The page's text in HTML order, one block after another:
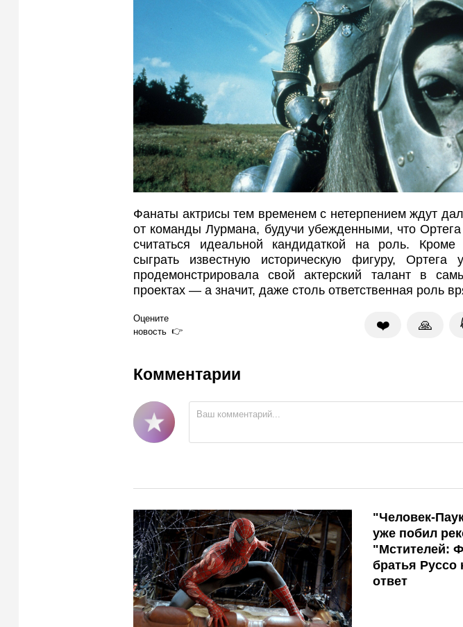
Фанаты актрисы тем временем с нетерпением ждут
от команды Лурмана, будучи убежденными, что
считаться идеальной кандидаткой на роль. Кроме
сыграть известную историческую фигуру, Ортега
продемонстрировала свой актерский талант в
проектах — а значит, даже столь ответственная роль
Оцените
новость
❤️ 🙏
Комментарии
"Человек-
уже побил
"Мстителей:
братья Руссо
ответ